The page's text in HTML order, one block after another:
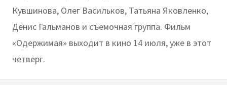
Кувшинова, Олег Васильков, Татьяна Яковленко,
Денис Гальманов и съемочная группа. Фильм
«Одержимая» выходит в кино 14 июля, уже в этот
четверг.